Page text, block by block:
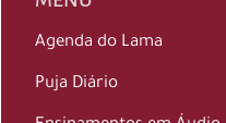
Agenda do Lama
Puja Diário